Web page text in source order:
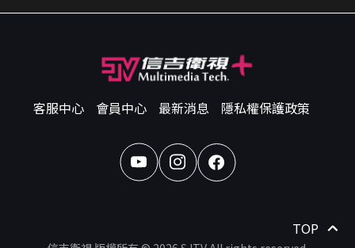
客服中心 會員中心 最新消息 隱私權保護政策
TOP